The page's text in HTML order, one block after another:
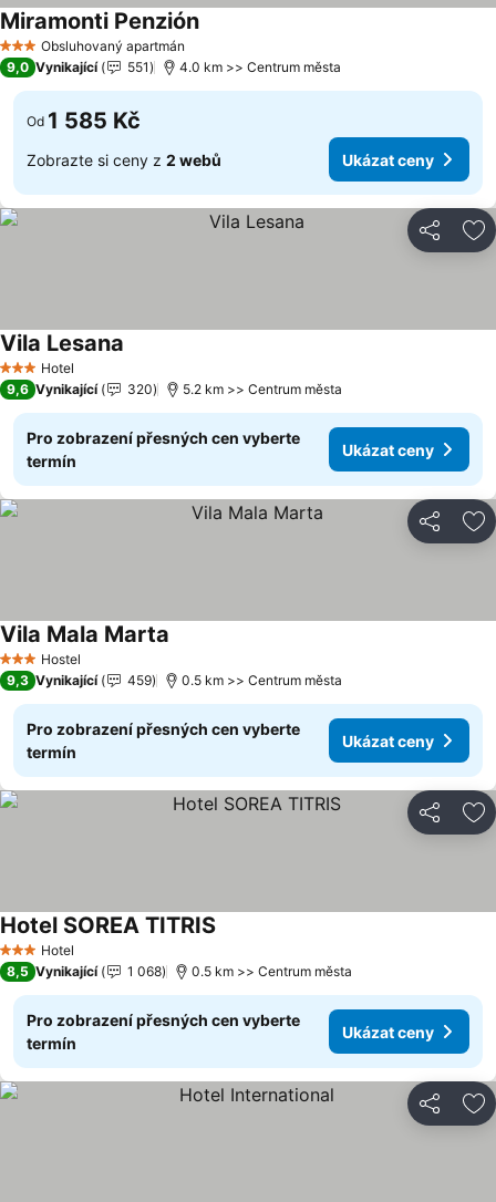
3 Počet hvězdiček
Obsluhovaný apartmán
Miramonti PenziónUkázat ceny
9,0 Vynikající 551 4.0 km >> Centrum města
Od 1 585 Kč
Zobrazte si ceny z 2 webů Ukázat ceny
Sdílet
3 Počet hvězdiček
Hotel
Vila Lesana
9,6 Vynikající 320 5.2 km >> Centrum města
Pro zobrazení přesných cen vyberte
termín
Ukázat ceny
Sdílet
3 Počet hvězdiček
Hostel
Vila Mala Marta
9,3 Vynikající 459 0.5 km >> Centrum města
Pro zobrazení přesných cen vyberte
termín
Ukázat ceny
Sdílet
3 Počet hvězdiček
Hotel
Hotel SOREA TITRIS
8,5 Vynikající 1 068 0.5 km >> Centrum města
Pro zobrazení přesných cen vyberte
termín
Ukázat ceny
Sdílet